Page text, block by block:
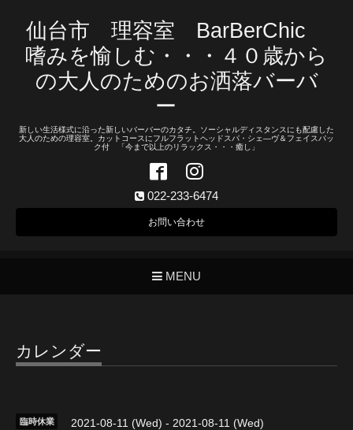
仙台市 理容室 BarBerChic
嗜みを愉しむ・・・４０歳から
の大人のためのお洒落バーバ
ー
新しい生活様式に沿った新しいバーバーのカタチ。ソーシャルディスタンスにも配慮した
大人のための理容室。カットコースにフルフラットヘッドスパ・シェ―ヴ＆フェイスパッ
ク付 「今まで以上のリラックス・・・癒し」
022-233-6474
お問い合わせ
MENU
カレンダー
臨時休業 2021-08-11 (Wed) - 2021-08-11 (Wed)